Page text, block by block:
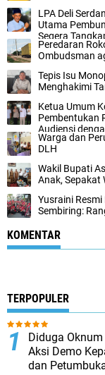
LPA Deli
Utama
Segera
Peredaran
Ombudsman
Tepis Isu
Menghakimi
Ketua Umum
Pembentukan
Audiensi
Warga dan
DLH
Wakil Bupati
Anak, Sepakat
Yusraini
Sembiring:
KOMENTAR
TERPOPULER
Diduga
Aksi Demo
dan